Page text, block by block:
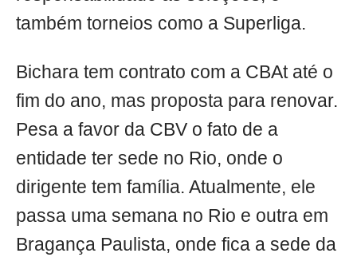
também torneios como a Superliga.
Bichara tem contrato com a CBAt até o
fim do ano, mas proposta para renovar.
Pesa a favor da CBV o fato de a
entidade ter sede no Rio, onde o
dirigente tem família. Atualmente, ele
passa uma semana no Rio e outra em
Bragança Paulista, onde fica a sede da